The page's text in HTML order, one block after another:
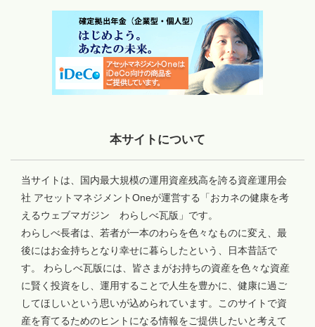
本サイトについて
当サイトは、国内最大規模の運用資産残高を誇る資産運用会
社 アセットマネジメントOneが運営する「おカネの健康を考
えるウェブマガジン わらしべ瓦版」です。
わらしべ長者は、若者が一本のわらを色々なものに変え、最
後にはお金持ちとなり幸せに暮らしたという、日本昔話で
す。 わらしべ瓦版には、皆さまがお持ちの資産を色々な資産
に賢く投資をし、運用することで人生を豊かに、健康に過ご
してほしいという思いが込められています。このサイトで資
産を育てるためのヒントになる情報をご提供したいと考えて